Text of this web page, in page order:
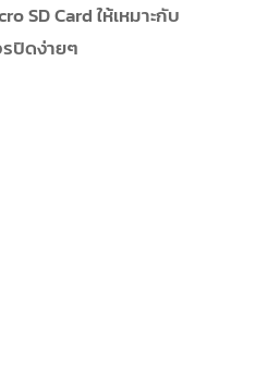
SD Card ให้เหมาะกับ
ปิดง่ายๆ